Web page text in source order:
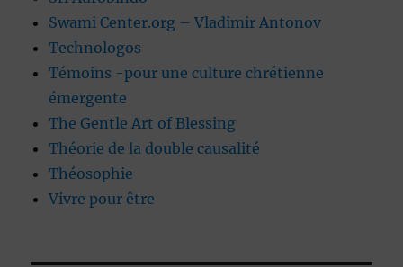
Swami Center.org – Vladimir Antonov
Technologos
Témoins -pour une culture chrétienne
émergente
The Gentle Art of Blessing
Théorie de la double causalité
Théosophie
Vivre pour être